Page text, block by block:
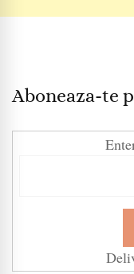
Aboneaza-te